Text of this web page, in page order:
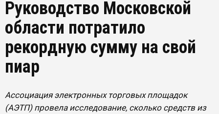
Руководство Московской
области потратило
рекордную сумму на свой
пиар
Ассоциация электронных торговых площадок
(АЭТП) провела исследование, сколько средств из